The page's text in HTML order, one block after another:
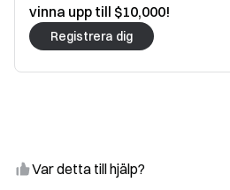
vinna upp till $10,000!
Registrera dig
Var detta till hjälp?